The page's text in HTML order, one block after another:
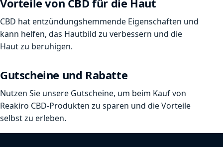
CBD hat entzündungshemmende Eigenschaften und
kann helfen, das Hautbild zu verbessern und die
Haut zu beruhigen.
Gutscheine und Rabatte
Nutzen Sie unsere Gutscheine, um beim Kauf von
Reakiro CBD-Produkten zu sparen und die Vorteile
selbst zu erleben.